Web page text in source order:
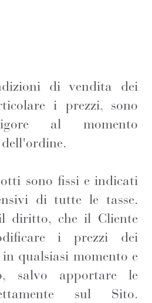
di vendita dei
i prezzi, sono
al momento
sono fissi e indicati
di tutte le tasse.
diritto, che il Cliente
i prezzi dei
qualsiasi momento e
salvo apportare le
sul Sito.